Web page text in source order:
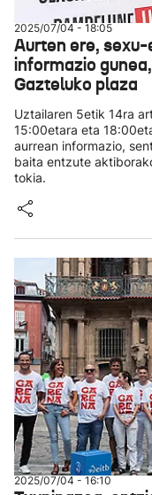
2025/07/04 - 18:05
Aurten ere,
informazio
Gazteluko plaza
Uztailaren 5etik 14ra
15:00etara eta
aurrean informazio,
baita entzute
tokia.
2025/07/04 - 16:10